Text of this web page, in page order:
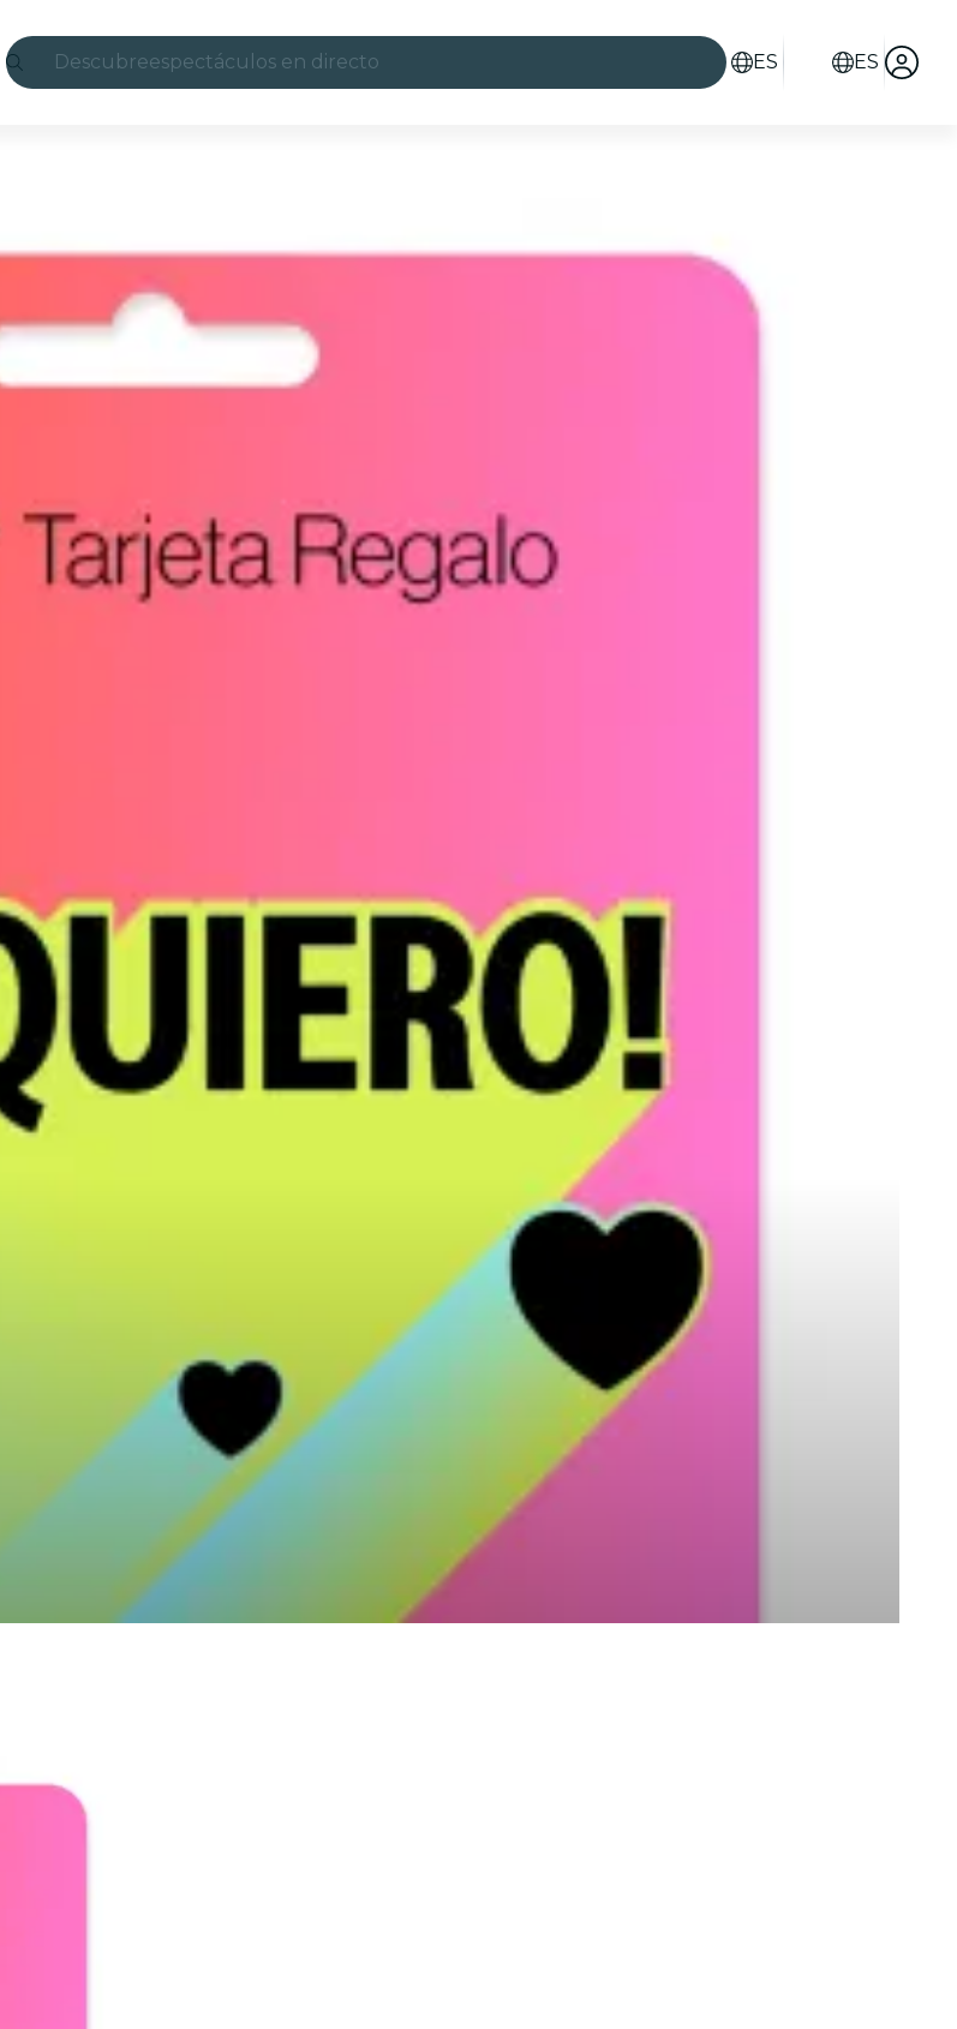
Descubreespectáculos en directo
São Paulo
exposiciones
conciertos
restaurantes
ES ES